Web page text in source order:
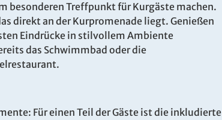
Leistung
besonderen Treffpunkt für Kurgäste machen.
direkt an der Kurpromenade liegt. Genießen
Eindrücke in stilvollem Ambiente
das Schwimmbad oder die
Für einen Teil der Gäste ist die inkludierte